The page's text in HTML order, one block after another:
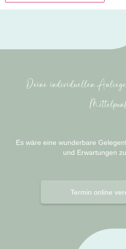
Deine individuellen
Es wäre eine wunderbare
und Erwartungen
Termin online